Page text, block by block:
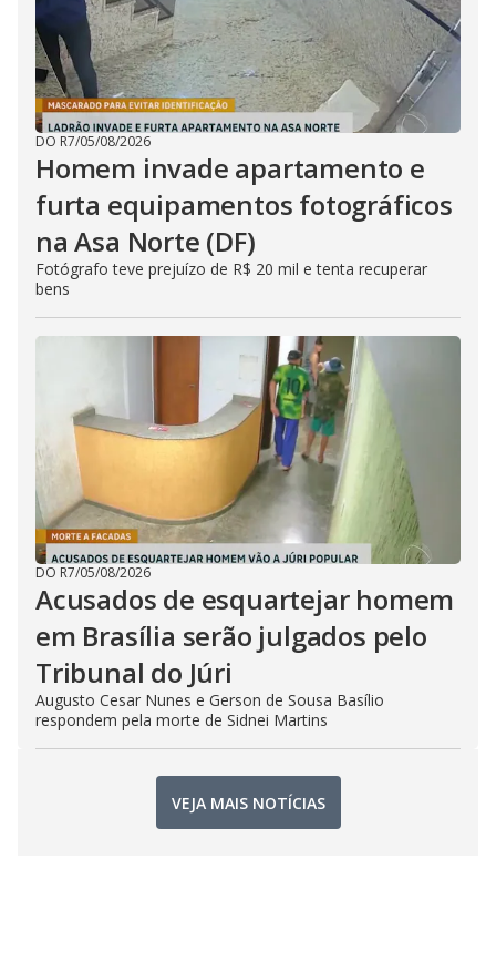
DO R7/05/08/2026
Homem invade apartamento e
furta equipamentos fotográficos
na Asa Norte (DF)
Fotógrafo teve prejuízo de R$ 20 mil e tenta recuperar
bens
DO R7/05/08/2026
Acusados de esquartejar homem
em Brasília serão julgados pelo
Tribunal do Júri
Augusto Cesar Nunes e Gerson de Sousa Basílio
respondem pela morte de Sidnei Martins
VEJA MAIS NOTÍCIAS